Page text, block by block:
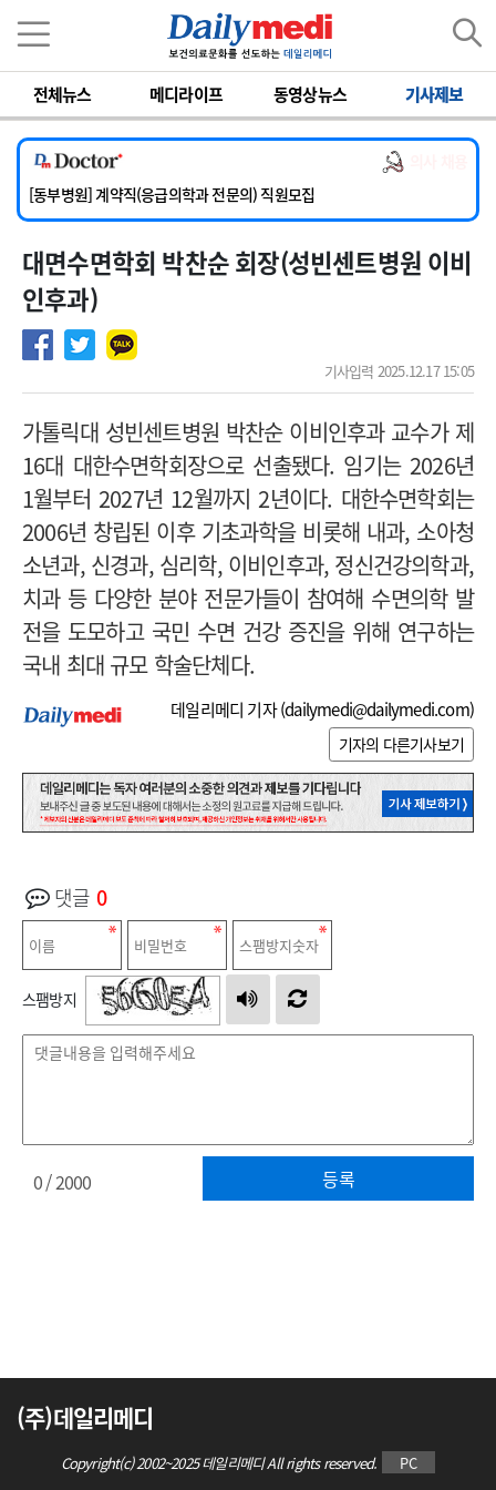
전체뉴스 메디라이프 동영상뉴스 기사제보
[서울아산병원] 2026년 하반기 인턴 모집
[영남대학교의료원] 마취통증의학과 임기제 임상의사 채용
[충남대학교병원] 소아청소년과(소아응급전담) 계약직 의사 공개채용
[동부병원] 계약직(응급의학과 전문의) 직원모집
[이대목동병원] 하반기 전공의(레지던트1년차) 모집
[서울아산병원] 2026년 하반기 인턴 모집
[영남대학교의료원] 마취통증의학과 임기제 임상의사 채용
대면수면학회 박찬순 회장(성빈센트병원 이비
인후과)
기사입력 2025.12.17 15:05
가톨릭대 성빈센트병원 박찬순 이비인후과 교수가 제
16대 대한수면학회장으로 선출됐다. 임기는 2026년
1월부터 2027년 12월까지 2년이다. 대한수면학회는
2006년 창립된 이후 기초과학을 비롯해 내과, 소아청
소년과, 신경과, 심리학, 이비인후과, 정신건강의학과,
치과 등 다양한 분야 전문가들이 참여해 수면의학 발
전을 도모하고 국민 수면 건강 증진을 위해 연구하는
국내 최대 규모 학술단체다.
데일리메디 기자 (dailymedi@dailymedi.com)
기자의 다른기사보기
댓글 0
스팸방지
등록
0/ 2000
(주)데일리메디
Copyright(c) 2002~2025 데일리메디 All rights reserved. PC